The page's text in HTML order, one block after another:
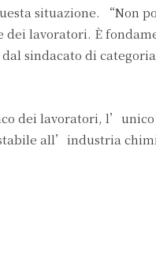
situazione. “Non
dei lavoratori. È
sindacato di
dei lavoratori,
all’industria